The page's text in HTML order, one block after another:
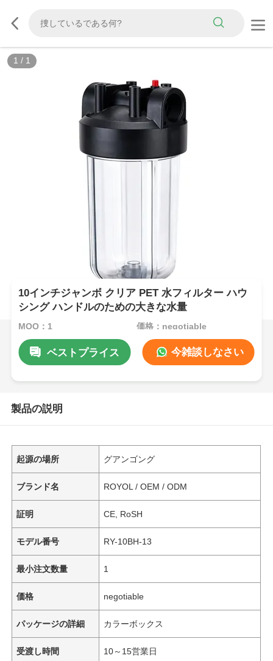
1 / 1
10インチジャンボ クリア PET 水フィルター ハウ
シング ハンドルのための大きな水量
MOQ：1 価格：negotiable
ベストプライス 今雑談しなさい
製品の説明
起源の場所 グアンゴング
ブランド名 ROYOL / OEM / ODM
証明 CE, RoSH
モデル番号 RY-10BH-13
最小注文数量 1
価格 negotiable
パッケージの詳細 カラーボックス
受渡し時間 10～15営業日